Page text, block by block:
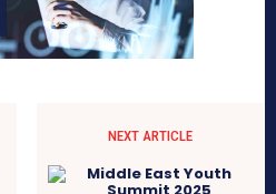
NEXT ARTICLE